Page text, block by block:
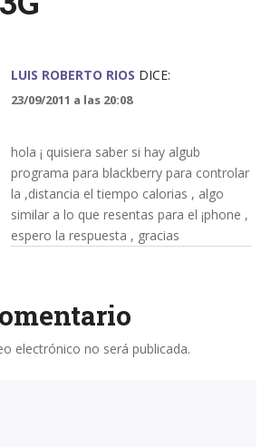
LUIS ROBERTO RIOS DICE:
23/09/2011 a las 20:08
hola ¡ quisiera saber si hay algub
programa para blackberry para controlar
la ,distancia el tiempo calorias , algo
similar a lo que resentas para el ¡phone ,
espero la respuesta , gracias
electrónico no será publicada.